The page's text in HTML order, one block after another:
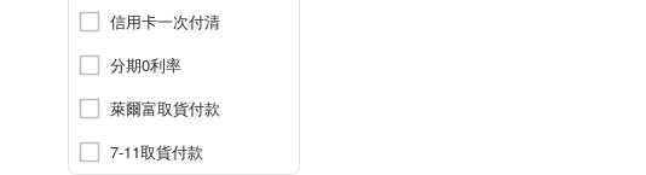
信用卡一次付清
分期0利率
萊爾富取貨付款
7-11取貨付款